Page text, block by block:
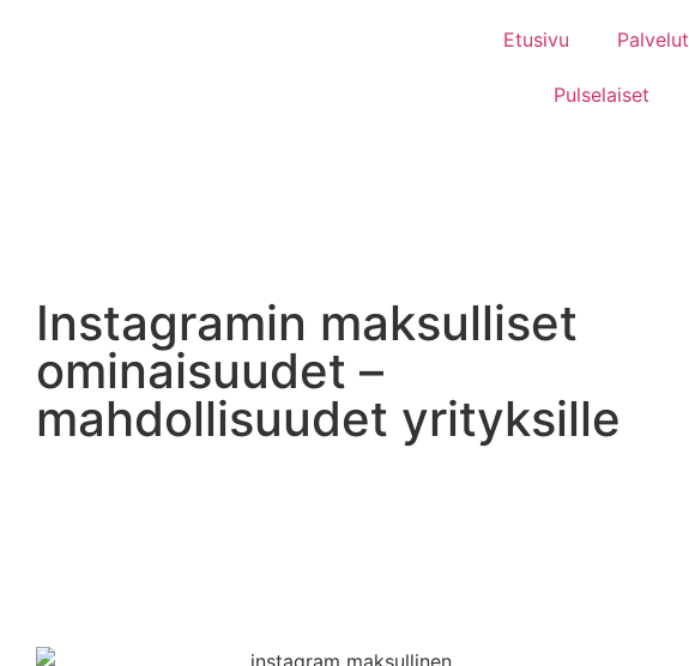
Etusivu Palvelut
Pulselaiset
Instagramin maksulliset
ominaisuudet –
mahdollisuudet yrityksille